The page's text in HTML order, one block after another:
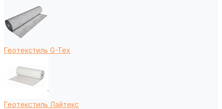
Геотекстиль G-Tex
Геотекстиль Лайтекс